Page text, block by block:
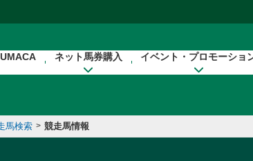
ネット馬券購入 イベント・プロモーショ
馬検索 > 競走馬情報